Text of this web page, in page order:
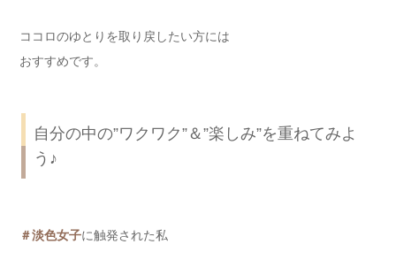
ココロのゆとりを取り戻したい方には
おすすめです。
自分の中の”ワクワク”＆”楽しみ”を重ねてみよ
う♪
＃淡色女子に触発された私